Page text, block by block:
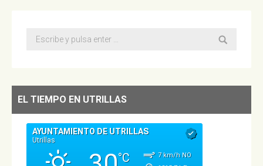
Buscar:
EL TIEMPO EN UTRILLAS